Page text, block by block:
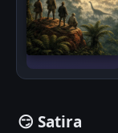
😏 Satira